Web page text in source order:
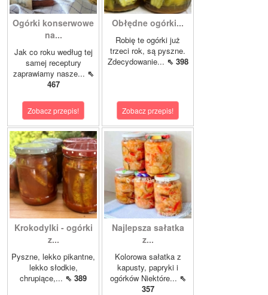
Ogórki konserwowe
na...
Jak co roku według tej
samej receptury
zaprawiamy nasze... ⇖
467
Zobacz przepis!
Obłędne ogórki...
Robię te ogórki już
trzeci rok, są pyszne.
Zdecydowanie... ⇖ 398
Zobacz przepis!
Krokodylki - ogórki
z...
Pyszne, lekko pikantne,
lekko słodkie,
chrupiące,... ⇖ 389
Najlepsza sałatka
z...
Kolorowa sałatka z
kapusty, papryki i
ogórków Niektóre... ⇖
357